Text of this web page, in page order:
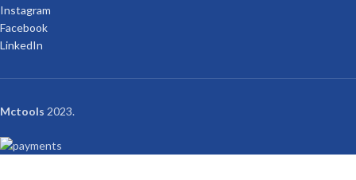
Instagram
Facebook
LinkedIn
Mctools 2023.